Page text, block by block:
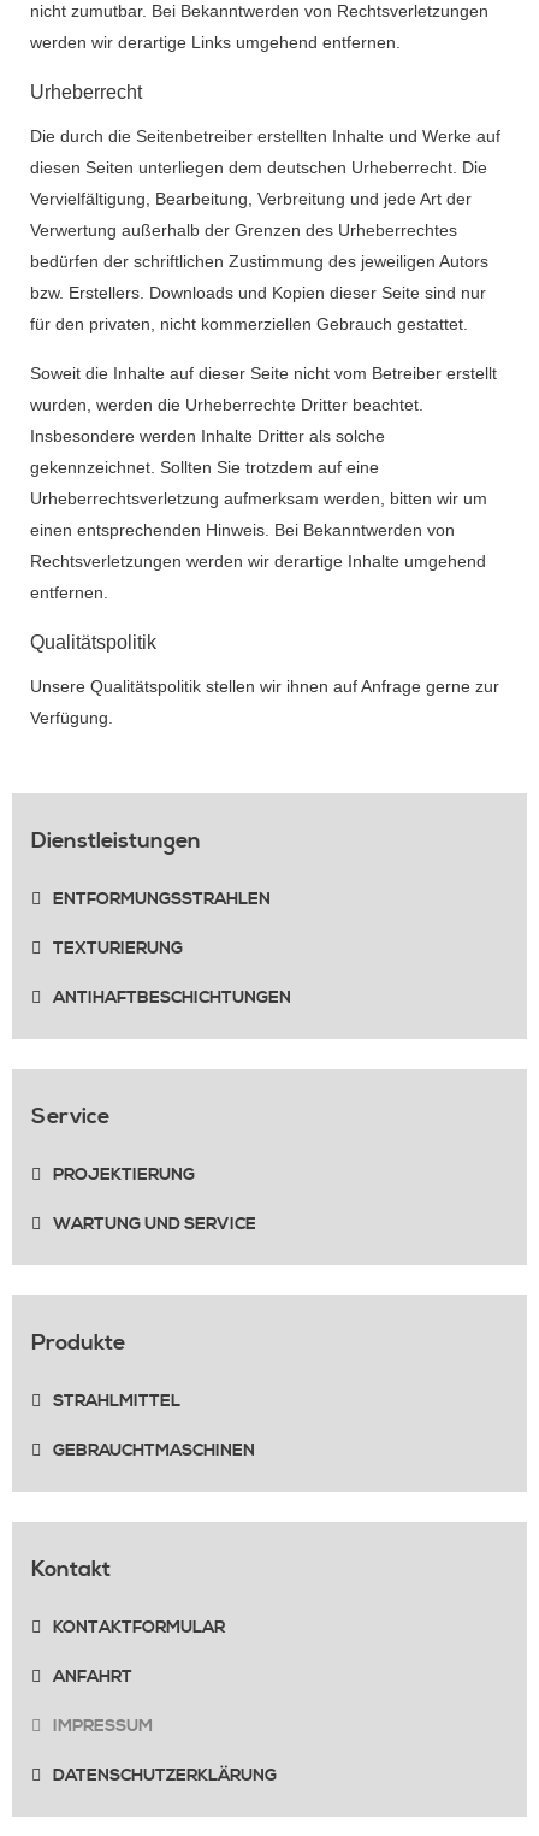
nicht zumutbar. Bei Bekanntwerden von Rechtsverletzungen
werden wir derartige Links umgehend entfernen.
Urheberrecht
Die durch die Seitenbetreiber erstellten Inhalte und Werke auf
diesen Seiten unterliegen dem deutschen Urheberrecht. Die
Vervielfältigung, Bearbeitung, Verbreitung und jede Art der
Verwertung außerhalb der Grenzen des Urheberrechtes
bedürfen der schriftlichen Zustimmung des jeweiligen Autors
bzw. Erstellers. Downloads und Kopien dieser Seite sind nur
für den privaten, nicht kommerziellen Gebrauch gestattet.
Soweit die Inhalte auf dieser Seite nicht vom Betreiber erstellt
wurden, werden die Urheberrechte Dritter beachtet.
Insbesondere werden Inhalte Dritter als solche
gekennzeichnet. Sollten Sie trotzdem auf eine
Urheberrechtsverletzung aufmerksam werden, bitten wir um
einen entsprechenden Hinweis. Bei Bekanntwerden von
Rechtsverletzungen werden wir derartige Inhalte umgehend
entfernen.
Qualitätspolitik
Unsere Qualitätspolitik stellen wir ihnen auf Anfrage gerne zur
Verfügung.
Dienstleistungen
ENTFORMUNGSSTRAHLEN
TEXTURIERUNG
ANTIHAFTBESCHICHTUNGEN
Service
PROJEKTIERUNG
WARTUNG UND SERVICE
Produkte
STRAHLMITTEL
GEBRAUCHTMASCHINEN
Kontakt
KONTAKTFORMULAR
ANFAHRT
IMPRESSUM
DATENSCHUTZERKLÄRUNG